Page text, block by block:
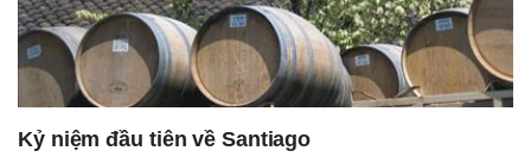
Kỷ niệm đầu tiên về Santiago